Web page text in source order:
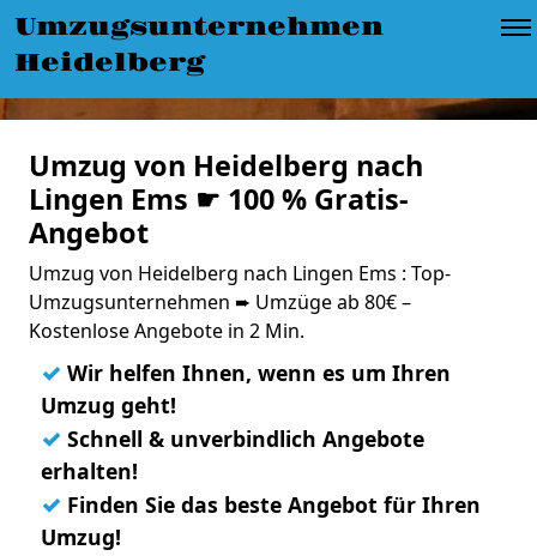
Umzugsunternehmen
Heidelberg
Umzug von Heidelberg nach
Lingen Ems ☛ 100 % Gratis-
Angebot
Umzug von Heidelberg nach Lingen Ems : Top-
Umzugsunternehmen ➨ Umzüge ab 80€ –
Kostenlose Angebote in 2 Min.
✓ Wir helfen Ihnen, wenn es um Ihren
Umzug geht!
✓ Schnell & unverbindlich Angebote
erhalten!
✓ Finden Sie das beste Angebot für Ihren
Umzug!